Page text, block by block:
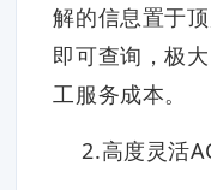
解的信息置于
即可查询，极
工服务成本。
2.高度灵活